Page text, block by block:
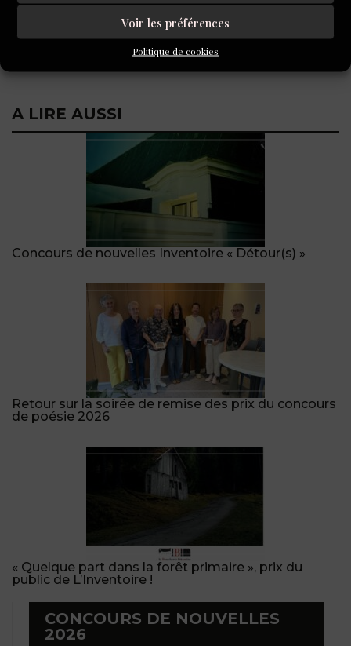
Voir les préférences
Politique de cookies
A LIRE AUSSI
Concours de nouvelles Inventoire « Détour(s) »
Retour sur la soirée de remise des prix du concours
de poésie 2026
« Quelque part dans la forêt primaire », prix du
public de L’Inventoire !
CONCOURS DE NOUVELLES
2026